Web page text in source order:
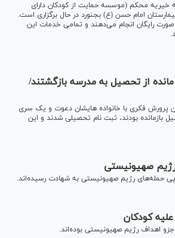
خیریه محکم (موسسه حمایت از کودکان دارای
دانشگاه علوم پزشکی خراسان شمالی از (۱۸ تا ۲۳ خرداد) در بیمارستان امام حسن (ع) بجنورد در حال برگزاری است.
رایگان انجام می‌دهند و تمامی خدمات این
شده باز مانده از تحصیل به مدرسه بازگشتند/
۳۰۰ کودک کار در یک جلسه در کانون پرورش فکری با خانواده هایشان دعوت و یک سری
۹۰ درصد کودکان کاری که از تحصیل بازمانده بودند، ثبت نام تحصیلی شدند و این
صهیونیستی
اهداف رژیم صهیونیستی بوده‌اند.